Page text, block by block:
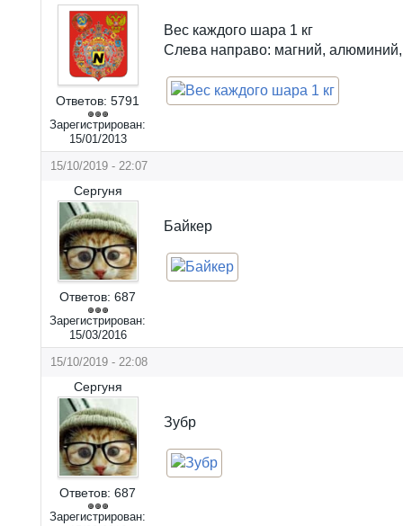
Ответов: 5791
Зарегистрирован:
15/01/2013
Вес каждого шара 1 кг
Слева направо: магний,
15/10/2019 - 22:07
Сергуня
Ответов: 687
Зарегистрирован:
15/03/2016
Байкер
15/10/2019 - 22:08
Сергуня
Ответов: 687
Зарегистрирован:
Зубр